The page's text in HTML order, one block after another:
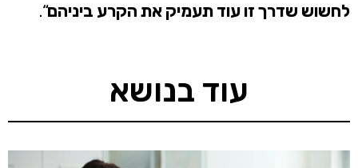
לחשוש שדרך זו עוד תעמיק את הקרע ביניהם“.
עוד בנושא